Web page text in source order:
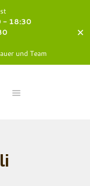
- 18:30
und Team
✕